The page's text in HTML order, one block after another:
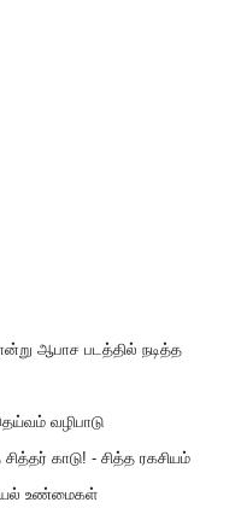
ஆபாச படத்தில் நடித்த
வழிபாடு
காடு! - சித்த ரகசியம்
உண்மைகள்